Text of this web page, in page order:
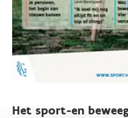
Het sport-en